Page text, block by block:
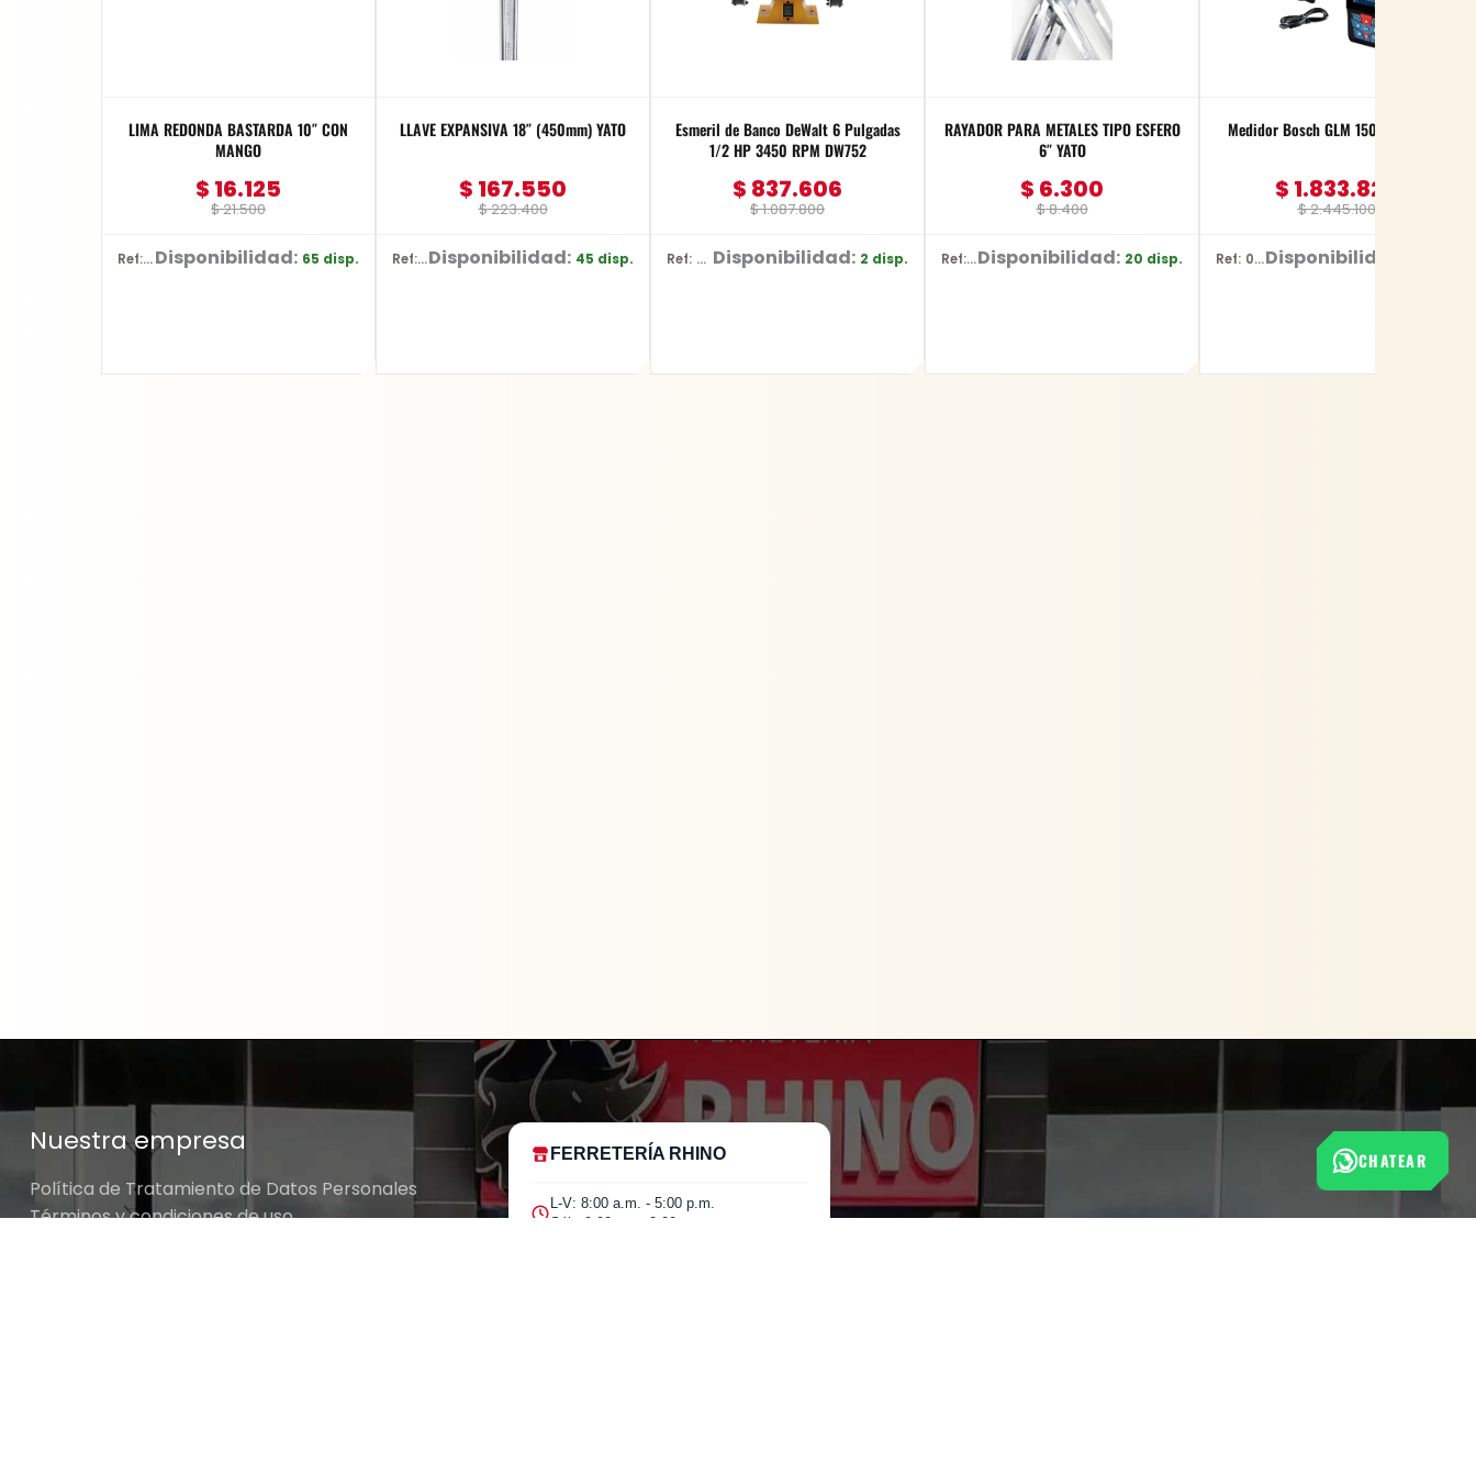
LIMA REDONDA BASTARDA 10″ CON
MANGO
$21.500
$ 16.125
Ref: YT-6227Disponibilidad: 65 disp.
LLAVE EXPANSIVA 18″ (450mm) YATO
$223.400
$ 167.550
Ref: YT-2177Disponibilidad: 45 disp.
Esmeril de Banco DeWalt 6 Pulgadas
1/2 HP 3450 RPM DW752
$1.087.800
$ 837.606
Ref: DW752/B3 Disponibilidad: 2 disp.
RAYADOR PARA METALES TIPO ESFERO
6″ YATO
$8.400
$ 6.300
Ref: YT-3740Disponibilidad: 20 disp.
Medidor Bosch GLM 150-27 C 150m
$2.445.100
$ 1.833.825
Ref: 0601.072.Z00-000Disponibilidad:
Nuestra empresa
Política de Tratamiento de Datos Personales
Términos y condiciones de uso
FERRETERÍA RHINO
L-V: 8:00 a.m. - 5:00 p.m.
Sáb: 9:00 am - 2:00 pm
CHATEAR